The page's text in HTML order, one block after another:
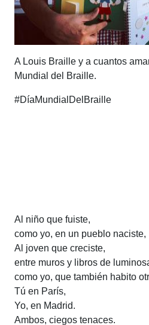
A Louis Braille y a cuantos
Mundial del Braille.
#DíaMundialDelBraille
Al niño que fuiste,
como yo, en un pueblo naciste,
Al joven que creciste,
entre muros y libros de
como yo, que también habito
Tú en París,
Yo, en Madrid.
Ambos, ciegos tenaces.